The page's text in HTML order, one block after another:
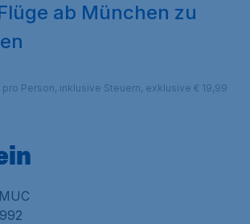
ab München zu
Person, inklusive Steuern, exklusive € 19,99